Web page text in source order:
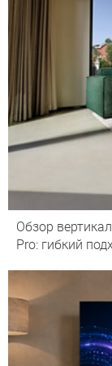
Обзор
Pro: гибкий